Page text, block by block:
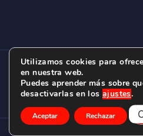
ESCUELA DE SURF
C/ BERNARDO
Utilizamos cookies para
en nuestra web.
Puedes aprender más sobre
desactivarlas en los ajustes.
Aceptar Rechazar